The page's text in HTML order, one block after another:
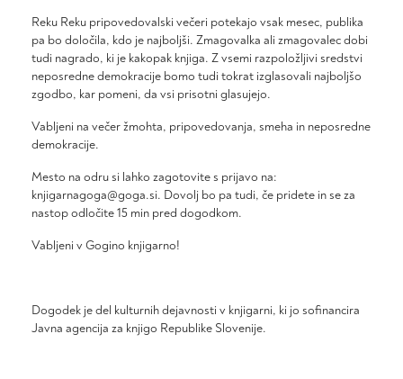
Reku Reku pripovedovalski večeri potekajo vsak mesec, publika
pa bo določila, kdo je najboljši. Zmagovalka ali zmagovalec dobi
tudi nagrado, ki je kakopak knjiga. Z vsemi razpoložljivi sredstvi
neposredne demokracije bomo tudi tokrat izglasovali najboljšo
zgodbo, kar pomeni, da vsi prisotni glasujejo.
Vabljeni na večer žmohta, pripovedovanja, smeha in neposredne
demokracije.
Mesto na odru si lahko zagotovite s prijavo na:
knjigarnagoga@goga.si. Dovolj bo pa tudi, če pridete in se za
nastop odločite 15 min pred dogodkom.
Vabljeni v Gogino knjigarno!
Dogodek je del kulturnih dejavnosti v knjigarni, ki jo sofinancira
Javna agencija za knjigo Republike Slovenije.